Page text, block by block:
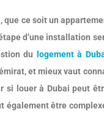
que ce soit un
d’une installation
du
logement à
et mieux vaut
si louer à Dubai peut
également être